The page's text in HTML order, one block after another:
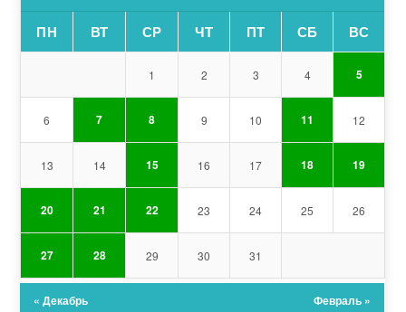
ПН ВТ СР ЧТ ПТ СБ ВС
1 2 3 4 5
6 7 8 9 10 11 12
13 14 15 16 17 18 19
20 21 22 23 24 25 26
27 28 29 30 31
« Декабрь Февраль »